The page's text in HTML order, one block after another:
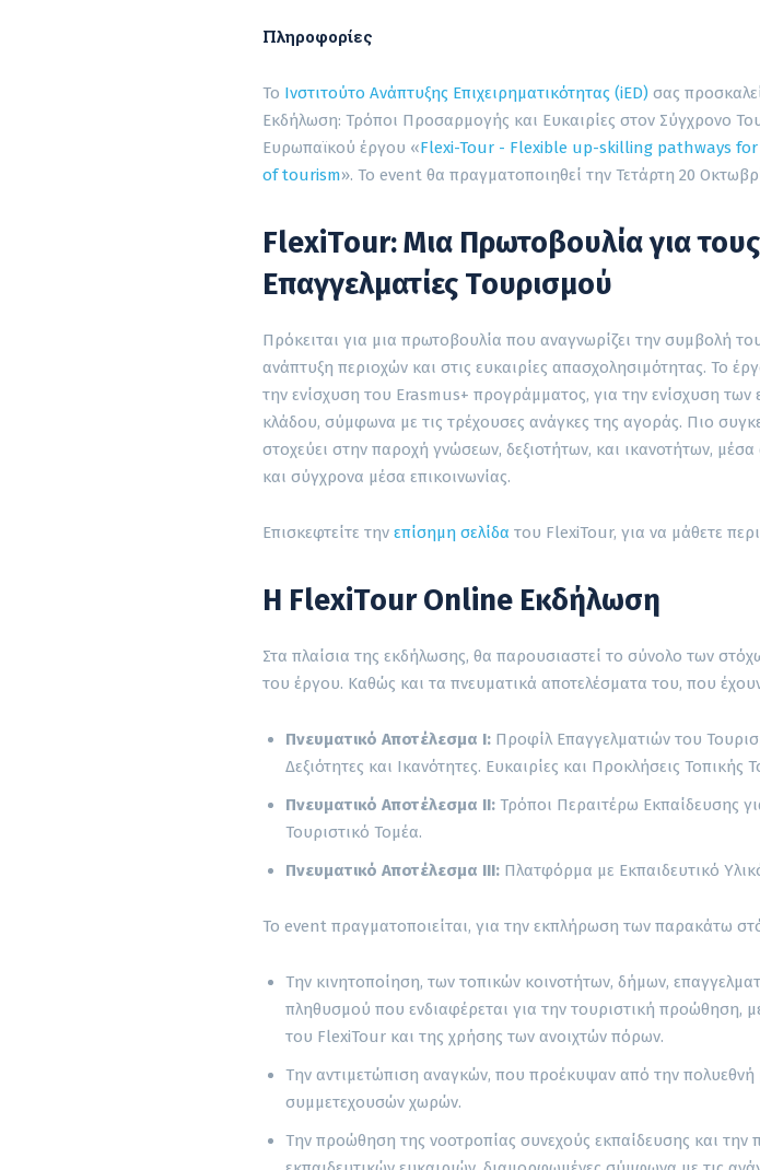
Πληροφορίες
Το Ινστιτούτο Ανάπτυξης Επιχειρηματικότητας (iED) σας
Εκδήλωση: Τρόποι Προσαρμογής και Ευκαιρίες στον Σύγχρονο
Ευρωπαϊκού έργου «Flexi-Tour - Flexible up-skilling pathways
of tourism». Το event θα πραγματοποιηθεί την Τετάρτη 20
FlexiTour: Μια Πρωτοβουλία για τους
Επαγγελματίες Τουρισμού
Πρόκειται για μια πρωτοβουλία που αναγνωρίζει την συμβολή
ανάπτυξη περιοχών και στις ευκαιρίες απασχολησιμότητας. Το
την ενίσχυση του Erasmus+ προγράμματος, για την ενίσχυση των
κλάδου, σύμφωνα με τις τρέχουσες ανάγκες της αγοράς. Πιο
στοχεύει στην παροχή γνώσεων, δεξιοτήτων, και ικανοτήτων,
και σύγχρονα μέσα επικοινωνίας.
Επισκεφτείτε την επίσημη σελίδα του FlexiTour, για να μάθετε
Η FlexiTour Online Εκδήλωση
Στα πλαίσια της εκδήλωσης, θα παρουσιαστεί το σύνολο των
του έργου. Καθώς και τα πνευματικά αποτελέσματα του, που
Πνευματικό Αποτέλεσμα Ι: Προφίλ Επαγγελματιών του
Δεξιότητες και Ικανότητες. Ευκαιρίες και Προκλήσεις Τοπικής
Πνευματικό Αποτέλεσμα ΙΙ: Τρόποι Περαιτέρω Εκπαίδευσης
Τουριστικό Τομέα.
Πνευματικό Αποτέλεσμα ΙΙΙ: Πλατφόρμα με Εκπαιδευτικό
Το event πραγματοποιείται, για την εκπλήρωση των παρακάτω
Την κινητοποίηση, των τοπικών κοινοτήτων, δήμων,
πληθυσμού που ενδιαφέρεται για την τουριστική προώθηση,
του FlexiTour και της χρήσης των ανοιχτών πόρων.
Την αντιμετώπιση αναγκών, που προέκυψαν από την πολυεθνή
συμμετεχουσών χωρών.
Την προώθηση της νοοτροπίας συνεχούς εκπαίδευσης και την